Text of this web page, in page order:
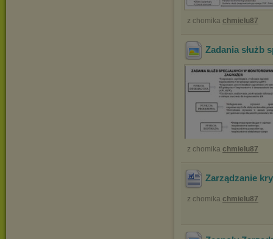
z chomika chmielu87
Zadania służb
z chomika chmielu87
Zarządzanie
z chomika chmielu87